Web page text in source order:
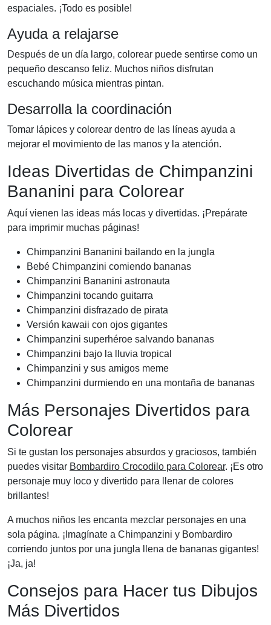
espaciales. ¡Todo es posible!
Ayuda a relajarse
Después de un día largo, colorear puede sentirse como un
pequeño descanso feliz. Muchos niños disfrutan
escuchando música mientras pintan.
Desarrolla la coordinación
Tomar lápices y colorear dentro de las líneas ayuda a
mejorar el movimiento de las manos y la atención.
Ideas Divertidas de Chimpanzini
Bananini para Colorear
Aquí vienen las ideas más locas y divertidas. ¡Prepárate
para imprimir muchas páginas!
Chimpanzini Bananini bailando en la jungla
Bebé Chimpanzini comiendo bananas
Chimpanzini Bananini astronauta
Chimpanzini tocando guitarra
Chimpanzini disfrazado de pirata
Versión kawaii con ojos gigantes
Chimpanzini superhéroe salvando bananas
Chimpanzini bajo la lluvia tropical
Chimpanzini y sus amigos meme
Chimpanzini durmiendo en una montaña de bananas
Más Personajes Divertidos para
Colorear
Si te gustan los personajes absurdos y graciosos, también
puedes visitar Bombardiro Crocodilo para Colorear. ¡Es otro
personaje muy loco y divertido para llenar de colores
brillantes!
A muchos niños les encanta mezclar personajes en una
sola página. ¡Imagínate a Chimpanzini y Bombardiro
corriendo juntos por una jungla llena de bananas gigantes!
¡Ja, ja!
Consejos para Hacer tus Dibujos
Más Divertidos